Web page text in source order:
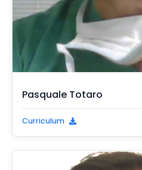
Pasquale Totaro
Curriculum